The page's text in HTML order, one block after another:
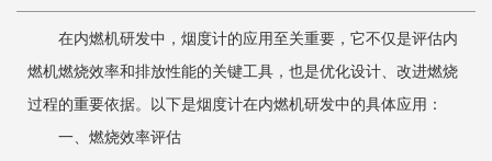
在内燃机研发中，烟度计的应用至关重要，它不仅是评估内
燃机燃烧效率和排放性能的关键工具，也是优化设计、改进燃烧
过程的重要依据。以下是烟度计在内燃机研发中的具体应用：
一、燃烧效率评估